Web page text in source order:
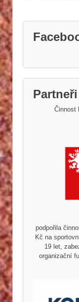
Partneři
Činnost
podpořila
Kč na
19 let,
organizační